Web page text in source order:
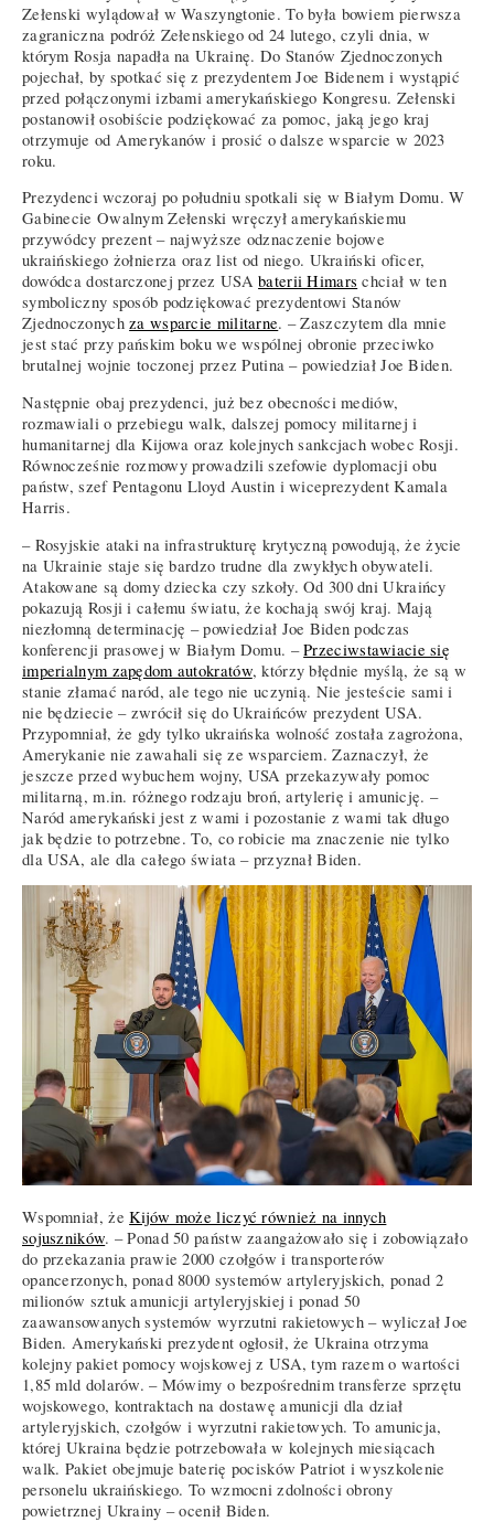
Zełenski wylądował w Waszyngtonie. To była bowiem pierwsza
zagraniczna podróż Zełenskiego od 24 lutego, czyli dnia, w
którym Rosja napadła na Ukrainę. Do Stanów Zjednoczonych
pojechał, by spotkać się z prezydentem Joe Bidenem i wystąpić
przed połączonymi izbami amerykańskiego Kongresu. Zełenski
postanowił osobiście podziękować za pomoc, jaką jego kraj
otrzymuje od Amerykanów i prosić o dalsze wsparcie w 2023
roku.
Prezydenci wczoraj po południu spotkali się w Białym Domu. W
Gabinecie Owalnym Zełenski wręczył amerykańskiemu
przywódcy prezent – najwyższe odznaczenie bojowe
ukraińskiego żołnierza oraz list od niego. Ukraiński oficer,
dowódca dostarczonej przez USAbaterii Himars chciał w ten
symboliczny sposób podziękować prezydentowi Stanów
Zjednoczonychza wsparcie militarne. – Zaszczytem dla mnie
jest stać przy pańskim boku we wspólnej obronie przeciwko
brutalnej wojnie toczonej przez Putina – powiedział Joe Biden.
Następnie obaj prezydenci, już bez obecności mediów,
rozmawiali o przebiegu walk, dalszej pomocy militarnej i
humanitarnej dla Kijowa oraz kolejnych sankcjach wobec Rosji.
Równocześnie rozmowy prowadzili szefowie dyplomacji obu
państw, szef Pentagonu Lloyd Austin i wiceprezydent Kamala
Harris.
– Rosyjskie ataki na infrastrukturę krytyczną powodują, że życie
na Ukrainie staje się bardzo trudne dla zwykłych obywateli.
Atakowane są domy dziecka czy szkoły. Od 300 dni Ukraińcy
pokazują Rosji i całemu światu, że kochają swój kraj. Mają
niezłomną determinację – powiedział Joe Biden podczas
konferencji prasowej w Białym Domu. –Przeciwstawiacie się
imperialnym zapędom autokratów, którzy błędnie myślą, że są w
stanie złamać naród, ale tego nie uczynią. Nie jesteście sami i
nie będziecie – zwrócił się do Ukraińców prezydent USA.
Przypomniał, że gdy tylko ukraińska wolność została zagrożona,
Amerykanie nie zawahali się ze wsparciem. Zaznaczył, że
jeszcze przed wybuchem wojny, USA przekazywały pomoc
militarną, m.in. różnego rodzaju broń, artylerię i amunicję. –
Naród amerykański jest z wami i pozostanie z wami tak długo
jak będzie to potrzebne. To, co robicie ma znaczenie nie tylko
dla USA, ale dla całego świata – przyznał Biden.
Wspomniał, żeKijów może liczyć również na innych
sojuszników. – Ponad 50 państw zaangażowało się i zobowiązało
do przekazania prawie 2000 czołgów i transporterów
opancerzonych, ponad 8000 systemów artyleryjskich, ponad 2
milionów sztuk amunicji artyleryjskiej i ponad 50
zaawansowanych systemów wyrzutni rakietowych – wyliczał Joe
Biden. Amerykański prezydent ogłosił, że Ukraina otrzyma
kolejny pakiet pomocy wojskowej z USA, tym razem o wartości
1,85 mld dolarów. – Mówimy o bezpośrednim transferze sprzętu
wojskowego, kontraktach na dostawę amunicji dla dział
artyleryjskich, czołgów i wyrzutni rakietowych. To amunicja,
której Ukraina będzie potrzebowała w kolejnych miesiącach
walk. Pakiet obejmuje baterię pocisków Patriot i wyszkolenie
personelu ukraińskiego. To wzmocni zdolności obrony
powietrznej Ukrainy – ocenił Biden.